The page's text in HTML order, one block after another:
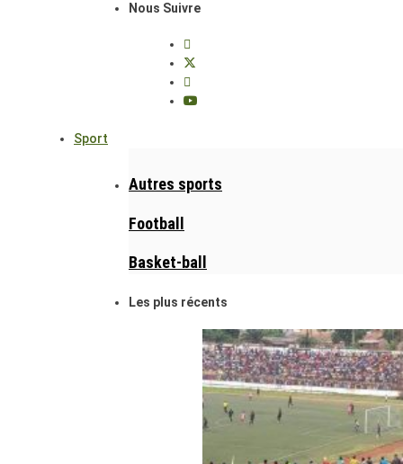
Nous Suivre
Sport
Autres sports
Football
Basket-ball
Les plus récents